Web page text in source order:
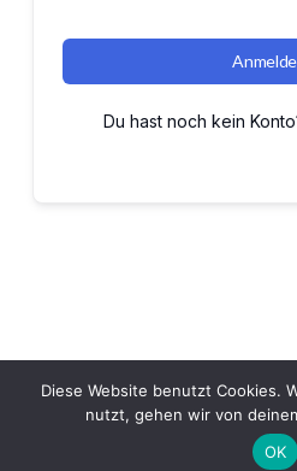
Du hast noch kein
Diese Website benutzt Cookies.
nutzt, gehen wir von
OK